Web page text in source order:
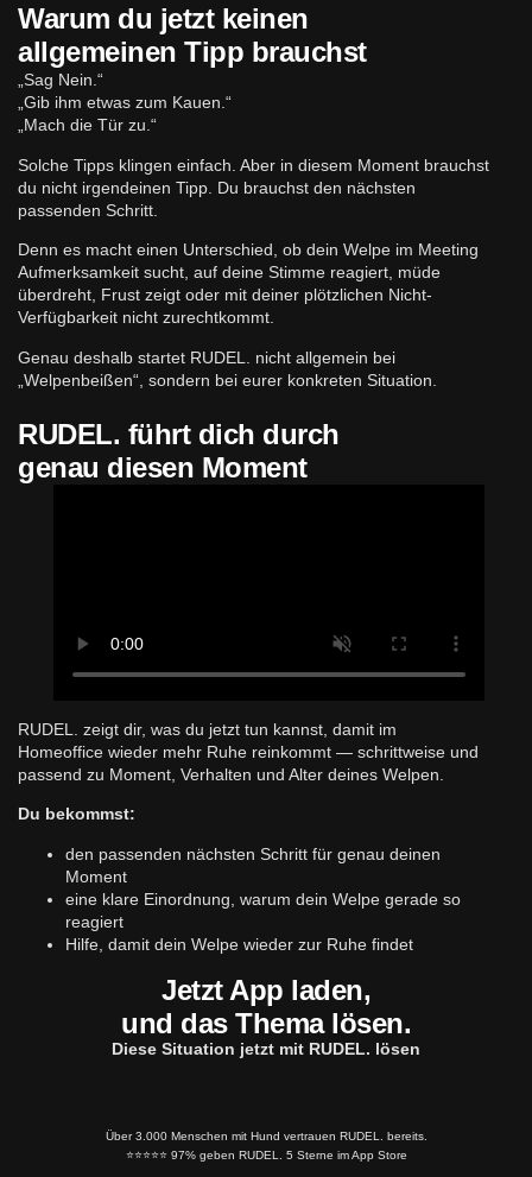
Warum du jetzt keinen
allgemeinen Tipp brauchst
„Sag Nein.“
„Gib ihm etwas zum Kauen.“
„Mach die Tür zu.“
Solche Tipps klingen einfach. Aber in diesem Moment brauchst
du nicht irgendeinen Tipp. Du brauchst den nächsten
passenden Schritt.
Denn es macht einen Unterschied, ob dein Welpe im Meeting
Aufmerksamkeit sucht, auf deine Stimme reagiert, müde
überdreht, Frust zeigt oder mit deiner plötzlichen Nicht-
Verfügbarkeit nicht zurechtkommt.
Genau deshalb startet RUDEL. nicht allgemein bei
„Welpenbeißen“, sondern bei eurer konkreten Situation.
RUDEL. führt dich durch
genau diesen Moment
RUDEL. zeigt dir, was du jetzt tun kannst, damit im
Homeoffice wieder mehr Ruhe reinkommt — schrittweise und
passend zu Moment, Verhalten und Alter deines Welpen.
Du bekommst:
den passenden nächsten Schritt für genau deinen
Moment
eine klare Einordnung, warum dein Welpe gerade so
reagiert
Hilfe, damit dein Welpe wieder zur Ruhe findet
Jetzt App laden,
und das Thema lösen.
Diese Situation jetzt mit RUDEL. lösen
Über 3.000 Menschen mit Hund vertrauen RUDEL. bereits.
⭐️⭐️⭐️⭐️⭐️ 97% geben RUDEL. 5 Sterne im App Store